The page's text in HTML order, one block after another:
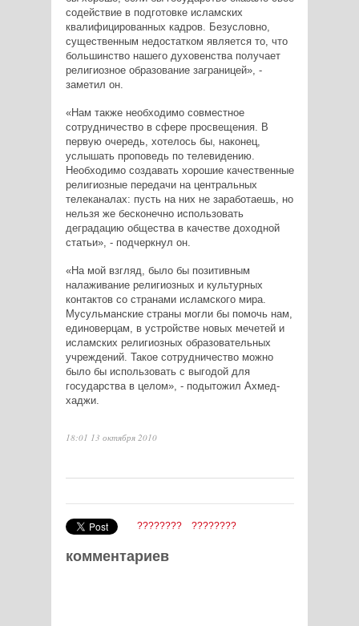
содействие в подготовке исламских
квалифицированных кадров. Безусловно,
существенным недостатком является то, что
большинство нашего духовенства получает
религиозное образование заграницей», -
заметил он.
«Нам также необходимо совместное
сотрудничество в сфере просвещения. В
первую очередь, хотелось бы, наконец,
услышать проповедь по телевидению.
Необходимо создавать хорошие качественные
религиозные передачи на центральных
телеканалах: пусть на них не заработаешь, но
нельзя же бесконечно использовать
деградацию общества в качестве доходной
статьи», - подчеркнул он.
«На мой взгляд, было бы позитивным
налаживание религиозных и культурных
контактов со странами исламского мира.
Мусульманские страны могли бы помочь нам,
единоверцам, в устройстве новых мечетей и
исламских религиозных образовательных
учреждений. Такое сотрудничество можно
было бы использовать с выгодой для
государства в целом», - подытожил Ахмед-
хаджи.
18:01 13 октября 2010
???????? ????????
комментариев